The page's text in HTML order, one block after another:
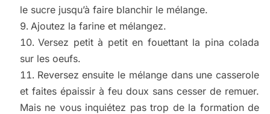
le sucre jusqu’à faire blanchir le mélange.
Ajoutez la farine et mélangez.
Versez petit à petit en fouettant la pina colada
sur les oeufs.
Reversez ensuite le mélange dans une casserole
et faites épaissir à feu doux sans cesser de remuer.
Mais ne vous inquiétez pas trop de la formation de